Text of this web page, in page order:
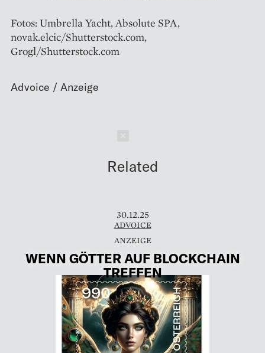
Fotos: Umbrella Yacht, Absolute SPA,
novak.elcic/Shutterstock.com,
Grogl/Shutterstock.com
Related
30.12.25
ADVOICE
WENN GÖTTER AUF BLOCKCHAIN
TREFFEN